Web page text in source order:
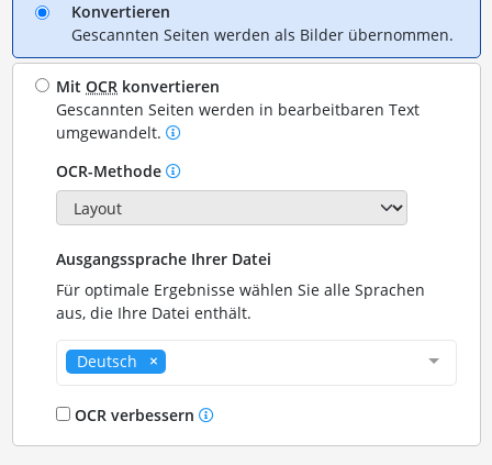
Konvertieren
Gescannten Seiten werden als Bilder übernommen.
MitOCR konvertieren
Gescannten Seiten werden in bearbeitbaren Text
umgewandelt.
OCR-Methode
Ausgangssprache Ihrer Datei
Für optimale Ergebnisse wählen Sie alle Sprachen
aus, die Ihre Datei enthält.
Deutsch
OCR verbessern